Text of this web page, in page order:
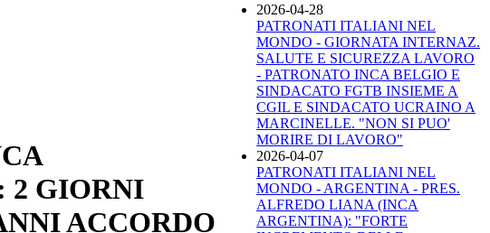
2 GIORNI
ACCORDO
2026-04-28
PATRONATI ITALIANI NEL
MONDO - GIORNATA INTERNAZ.
SALUTE E SICUREZZA LAVORO
- PATRONATO INCA BELGIO E
SINDACATO FGTB INSIEME A
CGIL E SINDACATO UCRAINO A
MARCINELLE. "NON SI PUO'
MORIRE DI LAVORO"
2026-04-07
PATRONATI ITALIANI NEL
MONDO - ARGENTINA - PRES.
ALFREDO LIANA (INCA
ARGENTINA): "FORTE